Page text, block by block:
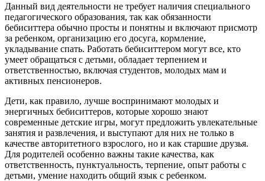
Данный вид деятельности не требует наличия специального
педагогического образования, так как обязанности
бебиситтера обычно просты и понятны и включают присмотр
за ребенком, организацию его досуга, кормление,
укладывание спать. Работать бебиситтером могут все, кто
умеет обращаться с детьми, обладает терпением и
ответственностью, включая студентов, молодых мам и
активных пенсионеров.
Дети, как правило, лучше воспринимают молодых и
энергичных бебиситтеров, которые хорошо знают
современные детские игры, могут предложить увлекательные
занятия и развлечения, и выступают для них не только в
качестве авторитетного взрослого, но и как старшие друзья.
Для родителей особенно важны такие качества, как
ответственность, пунктуальность, терпение, опыт работы с
детьми, умение находить общий язык с ребенком.